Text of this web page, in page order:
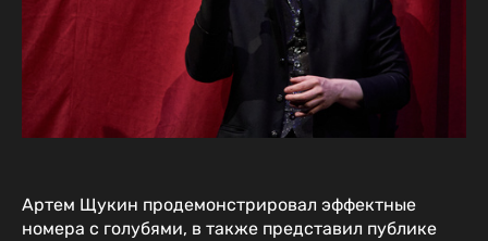
Артем Щукин продемонстрировал эффектные
номера с голубями, в также представил публике